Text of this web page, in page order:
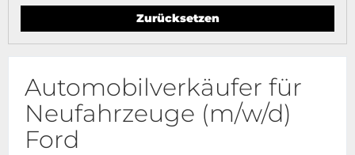
Zurücksetzen
Automobilverkäufer für
Neufahrzeuge (m/w/d)
Ford